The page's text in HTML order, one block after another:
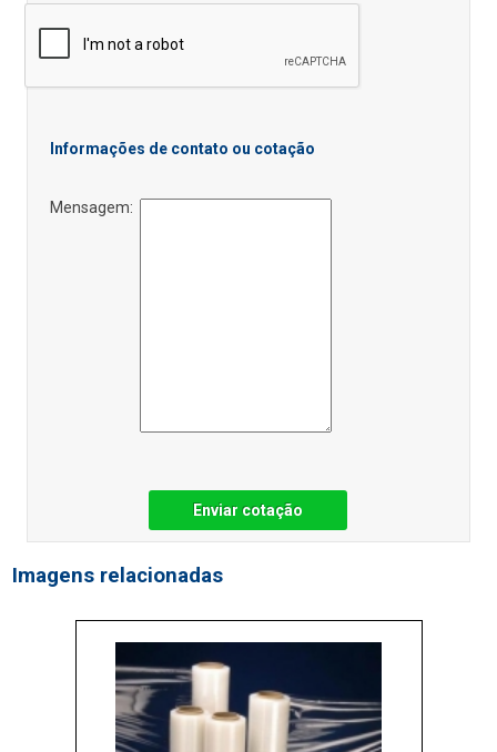
Informações de contato ou cotação
Mensagem:
Enviar cotação
Imagens relacionadas